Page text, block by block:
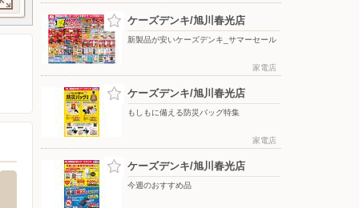
ケーズデンキ/旭川春光店
新製品が安いケーズデンキ_サマーセール
家電店
ケーズデンキ/旭川春光店
もしもに備える防災バッグ特集
家電店
ケーズデンキ/旭川春光店
今週のおすすめ品